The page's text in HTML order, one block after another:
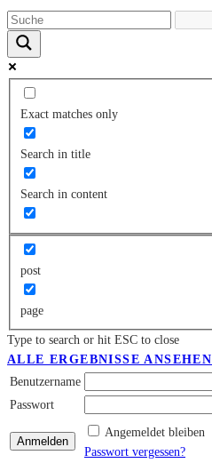
Exact matches only
Search in title
Search in content
post
page
Type to search or hit ESC to close
ALLE ERGEBNISSE ANSEHEN
Benutzername
Passwort
Angemeldet bleiben
Passwort vergessen?